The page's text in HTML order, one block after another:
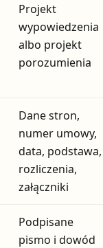
Projekt
wypowiedzenia
albo projekt
porozumienia
Dane stron,
numer umowy,
data, podstawa,
rozliczenia,
załączniki
Podpisane
pismo i dowód